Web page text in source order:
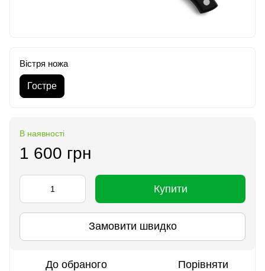
Вістря ножа
Гостре
В наявності
1 600 грн
Купити
Замовити швидко
До обраного Порівняти